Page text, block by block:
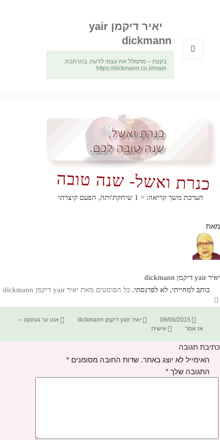
יאיר דיקמן yair
dickmann
בקצת – מתמלל את עצמי לדעת. בהרחבה:
https://dickmann.co.il/main
כנרת ואשל- שנה טובה
הערכת משך קריאה: < 1 שיחקת'ותה, הפעם קיצרתי
מאת
יאיר yair דיקמן dickmann
כותב למחייתי, לא לפרנסתי. כל הפוסטים מאת יאיר yair דיקמן dickmann‏
פורסם
בתאריך
09/09/2015 מחבר
יאיר yair דיקמן dickmann קטגוריות
אוט ער געזוקט –
אז אמר
תגיות
אישית
כתיבת תגובה
האימייל לא יוצג באתר. שדות החובה מסומנים *
התגובה שלך *